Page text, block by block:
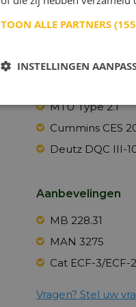
VDS-3
Mack EO-N
MTU Type 2.1
Cummins CES
Deutz DQC III-
Aanbevelingen
MB 228.31
MAN 3275
Cat ECF-3/ECF-2
Vragen? Stel uw
TOON ALLE PARTNERS
INSTELLINGEN